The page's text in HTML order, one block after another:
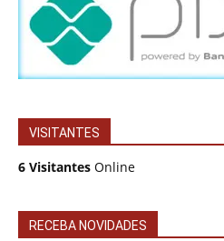
VISITANTES
6 Visitantes Online
RECEBA NOVIDADES